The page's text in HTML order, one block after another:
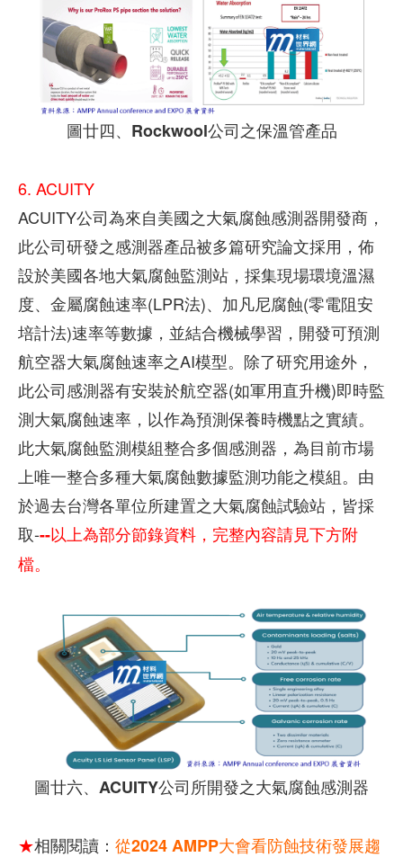
圖廿四、Rockwool公司之保溫管產品
6. ACUITY
ACUITY公司為來自美國之大氣腐蝕感測器開發商，
此公司研發之感測器產品被多篇研究論文採用，佈
設於美國各地大氣腐蝕監測站，採集現場環境溫濕
度、金屬腐蝕速率(LPR法)、加凡尼腐蝕(零電阻安
培計法)速率等數據，並結合機械學習，開發可預測
航空器大氣腐蝕速率之AI模型。除了研究用途外，
此公司感測器有安裝於航空器(如軍用直升機)即時監
測大氣腐蝕速率，以作為預測保養時機點之實績。
此大氣腐蝕監測模組整合多個感測器，為目前市場
上唯一整合多種大氣腐蝕數據監測功能之模組。由
於過去台灣各單位所建置之大氣腐蝕試驗站，皆採
取---以上為部分節錄資料，完整內容請見下方附
檔。
圖廿六、ACUITY公司所開發之大氣腐蝕感測器
★相關閱讀： 從2024 AMPP大會看防蝕技術發展趨